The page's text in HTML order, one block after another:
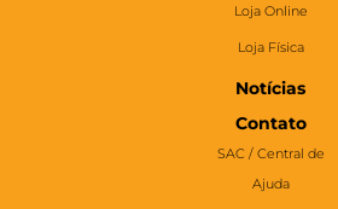
Loja Online
Loja Física
Notícias
Contato
SAC / Central de
Ajuda